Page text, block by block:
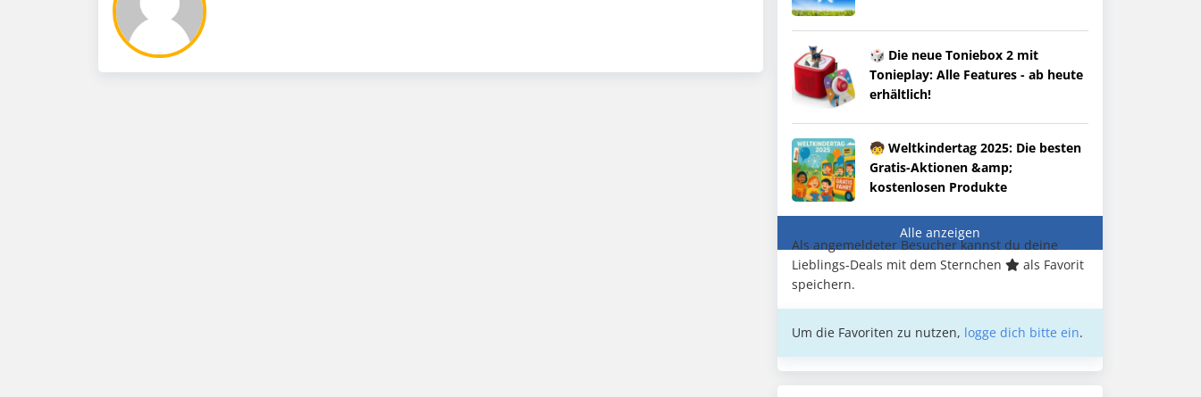
🎲 Die neue Toniebox 2 mit
Tonieplay: Alle Features - ab heute
erhältlich!
🧒 Weltkindertag 2025: Die besten
Gratis-Aktionen &amp;
kostenlosen Produkte
Alle anzeigen
Als angemeldeter Besucher kannst du deine
Lieblings-Deals mit dem Sternchen
als Favorit
speichern.
Um die Favoriten zu nutzen, logge dich bitte ein.